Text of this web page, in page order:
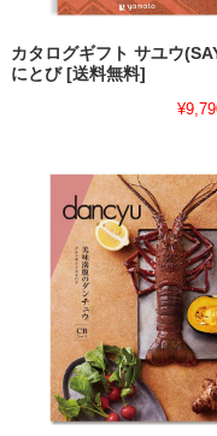
カタログギフト サユウ
にとび [送料無料]